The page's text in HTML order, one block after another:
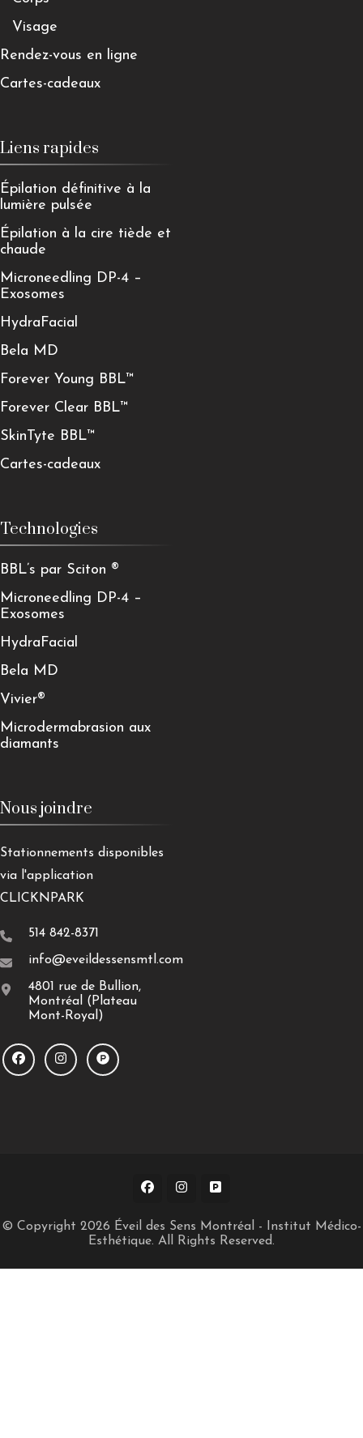
Visage
Rendez-vous en ligne
Cartes-cadeaux
Liens rapides
Épilation définitive à la
lumière pulsée
Épilation à la cire tiède et
chaude
Microneedling DP-4 –
Exosomes
HydraFacial
Bela MD
Forever Young BBL™
Forever Clear BBL™
SkinTyte BBL™
Cartes-cadeaux
Technologies
BBL’s par Sciton ®
Microneedling DP-4 –
Exosomes
HydraFacial
Bela MD
Vivier®
Microdermabrasion aux
diamants
Nous joindre
Stationnements disponibles
via l'application
CLICKNPARK
514 842-8371
info@eveildessensmtl.com
4801 rue de Bullion,
Montréal (Plateau
Mont-Royal)
© Copyright 2026 Éveil des Sens Montréal - Institut Médico-
Esthétique. All Rights Reserved.